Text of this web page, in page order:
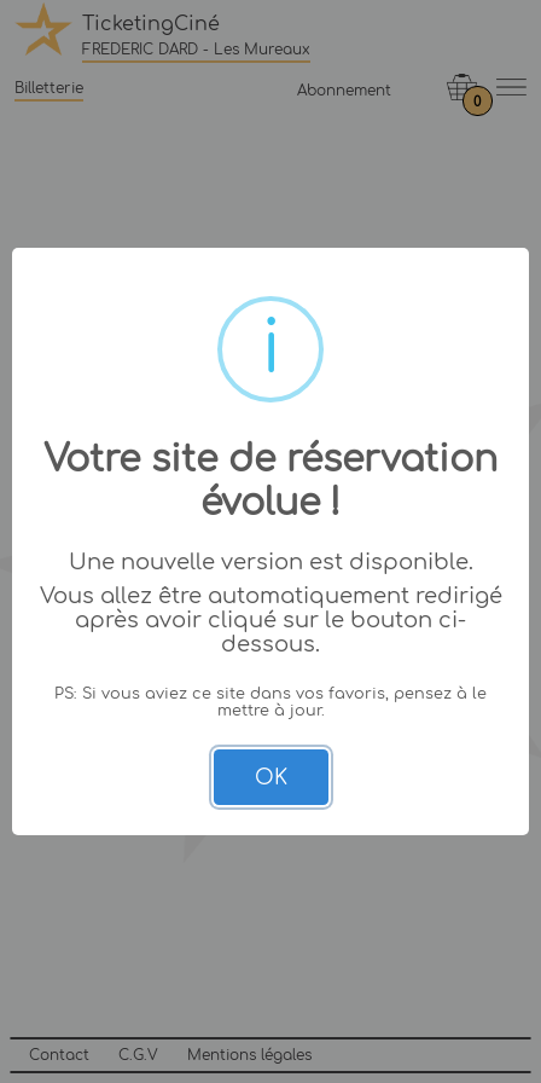
TicketingCiné
FREDERIC DARD - Les Mureaux
Billetterie Abonnement
0
Contact C.G.V Mentions légales
Votre site de réservation
évolue !
Une nouvelle version est disponible.
Vous allez être automatiquement redirigé
après avoir cliqué sur le bouton ci-
dessous.
PS: Si vous aviez ce site dans vos favoris, pensez à le
mettre à jour.
OK